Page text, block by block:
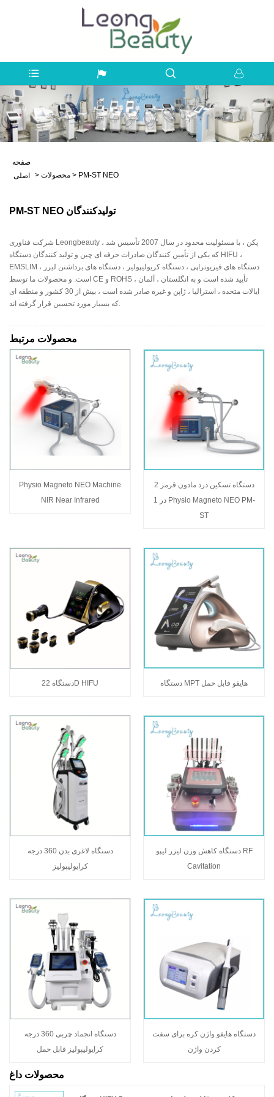
صفحه
اصلی
> محصولات > PM-ST NEO
PM-ST NEO تولیدکنندگان
شرکت فناوری Leongbeauty پکن ، با مسئولیت محدود در سال 2007 تأسیس شد ،
که یکی از تأمین کنندگان صادرات حرفه ای چین و تولید کنندگان دستگاه HIFU ،
EMSLIM ، دستگاه های فیزیوتراپی ، دستگاه کریولیپولیز ، دستگاه های برداشتن لیزر
است. و محصولات ما توسط CE و ROHS تأیید شده است و به انگلستان ، آلمان ،
ایالات متحده ، استرالیا ، ژاپن و غیره صادر شده است ، بیش از 30 کشور و منطقه ای
محصولات مرتبط
Physio Magneto NEO Machine
NIR Near Infrared
دستگاه تسکین درد مادون قرمز 2
در 1 Physio Magneto NEO PM-
ST
دستگاه 22D HIFU دستگاه MPT هایفو قابل حمل
دستگاه لاغری بدن 360 درجه
کرایولیپولیز
دستگاه کاهش وزن لیزر لیپو RF
Cavitation
دستگاه انجماد چربی 360 درجه
کرایولیپولیز قابل حمل
دستگاه هایفو واژن کره برای سفت
کردن واژن
محصولات داغ